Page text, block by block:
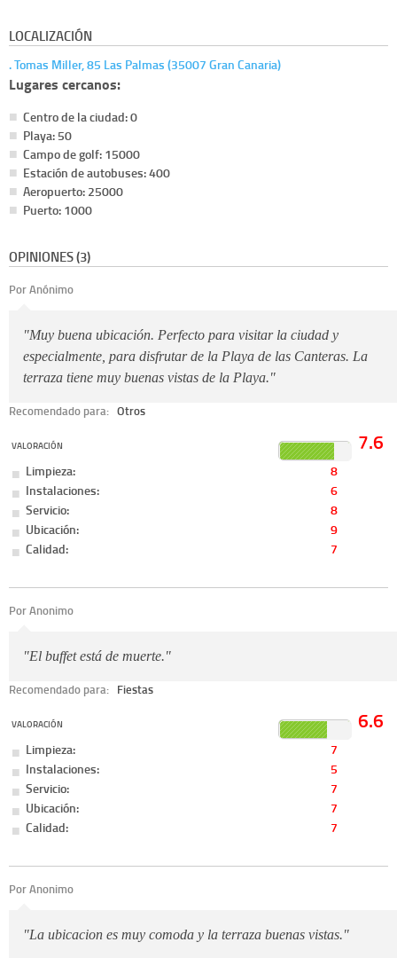
LOCALIZACIÓN
. Tomas Miller, 85 Las Palmas (35007 Gran Canaria)
Lugares cercanos:
Centro de la ciudad: 0
Playa: 50
Campo de golf: 15000
Estación de autobuses: 400
Aeropuerto: 25000
Puerto: 1000
OPINIONES (3)
Por Anónimo
"Muy buena ubicación. Perfecto para visitar la ciudad y
especialmente, para disfrutar de la Playa de las Canteras. La
terraza tiene muy buenas vistas de la Playa."
Recomendado para: Otros
VALORACIÓN 7.6
Limpieza:
8
Instalaciones:
6
Servicio:
8
Ubicación:
9
Calidad:
7
Por Anonimo
"El buffet está de muerte."
Recomendado para: Fiestas
VALORACIÓN 6.6
Limpieza:
7
Instalaciones:
5
Servicio:
7
Ubicación:
7
Calidad:
7
Por Anonimo
"La ubicacion es muy comoda y la terraza buenas vistas."